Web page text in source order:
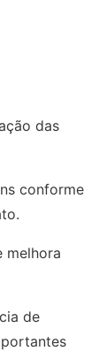
das
conforme
melhora
de